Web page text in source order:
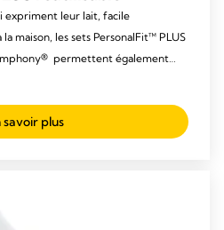
expriment leur lait, facile
maison, les sets PersonalFit™ PLUS
permettent également
dans le même laps de temps2 que
savoir plus